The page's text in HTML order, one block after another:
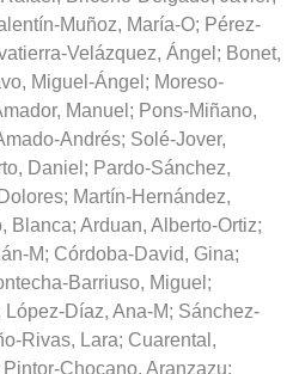
Muñoz, María-O; Pérez-
Velázquez, Ángel ; Bonet,
Miguel-Ángel ; Moreso-
Manuel ; Pons-Miñano,
Andrés; Solé-Jover,
Daniel ; Pardo-Sánchez,
; Martín-Hernández,
Blanca; Arduan, Alberto-Ortiz;
M; Córdoba-David, Gina;
Barriuso, Miguel ;
López-Díaz, Ana-M; Sánchez-
Rivas, Lara; Cuarental,
Pintor-Chocano, Aranzazu;